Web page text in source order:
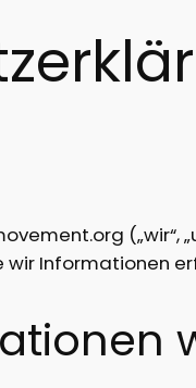
(„wir“,
Informationen